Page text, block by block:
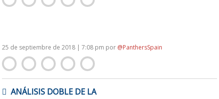
25 de septiembre de 2018 | 7:08 pm por @PanthersSpain
NAVEGACIÓN
DEANÁLISIS DOBLE DE LA